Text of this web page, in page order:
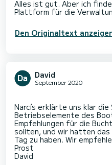
Alles ist gut. Aber ich
Den Originaltext
David
September 2020
Narcís erklärte uns klar die
Betriebselemente des
Empfehlungen für die
sollten, und wir hatten das
Tag zu haben. Wir
Prost
David